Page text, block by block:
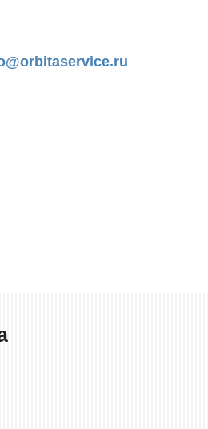
@orbitaservice.ru